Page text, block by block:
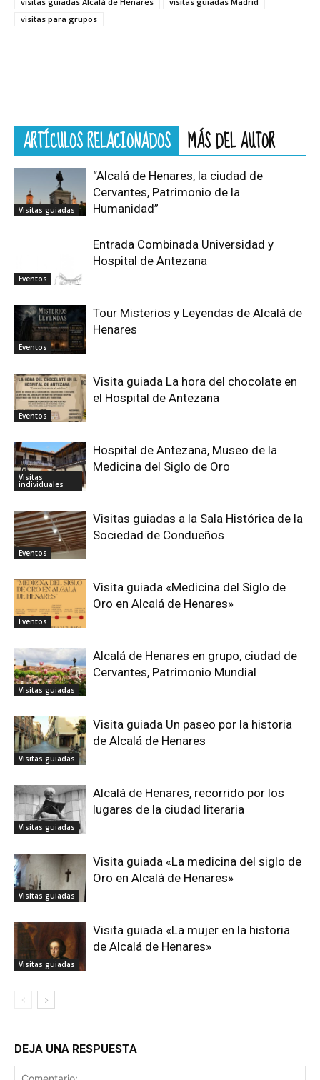
visitas para grupos
ARTÍCULOS RELACIONADOS MÁS DEL AUTOR
Visitas guiadas
“Alcalá de Henares, la ciudad de
Cervantes, Patrimonio de la
Humanidad”
Eventos
Entrada Combinada Universidad y
Hospital de Antezana
Eventos
Tour Misterios y Leyendas de Alcalá de
Henares
Eventos
Visita guiada La hora del chocolate en
el Hospital de Antezana
Visitas
individuales
Hospital de Antezana, Museo de la
Medicina del Siglo de Oro
Eventos
Visitas guiadas a la Sala Histórica de la
Sociedad de Condueños
Eventos
Visita guiada «Medicina del Siglo de
Oro en Alcalá de Henares»
Visitas guiadas
Alcalá de Henares en grupo, ciudad de
Cervantes, Patrimonio Mundial
Visitas guiadas
Visita guiada Un paseo por la historia
de Alcalá de Henares
Visitas guiadas
Alcalá de Henares, recorrido por los
lugares de la ciudad literaria
Visitas guiadas
Visita guiada «La medicina del siglo de
Oro en Alcalá de Henares»
Visitas guiadas
Visita guiada «La mujer en la historia
de Alcalá de Henares»
DEJA UNA RESPUESTA